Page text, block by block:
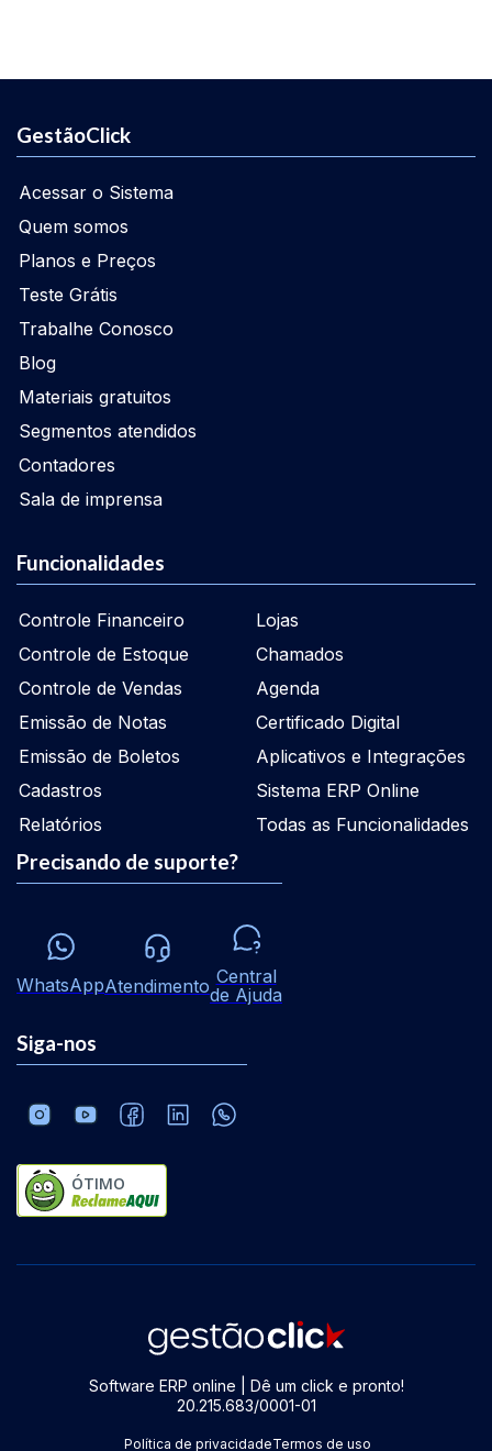
GestãoClick
Acessar o Sistema
Quem somos
Planos e Preços
Teste Grátis
Trabalhe Conosco
Blog
Materiais gratuitos
Segmentos atendidos
Contadores
Sala de imprensa
Funcionalidades
Controle Financeiro
Controle de Estoque
Controle de Vendas
Emissão de Notas
Emissão de Boletos
Cadastros
Relatórios
Lojas
Chamados
Agenda
Certificado Digital
Aplicativos e Integrações
Sistema ERP Online
Todas as Funcionalidades
Precisando de suporte?
WhatsAppAtendimento Central
de Ajuda
Siga-nos
ÓTIMO
Software ERP online | Dê um click e pronto!
20.215.683/0001-01
Política de privacidadeTermos de uso